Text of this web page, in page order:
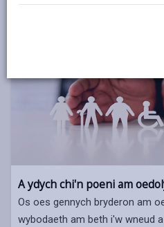
A ydych chi'n poeni am
Os oes gennych bryderon am
wybodaeth am beth i'w wneud